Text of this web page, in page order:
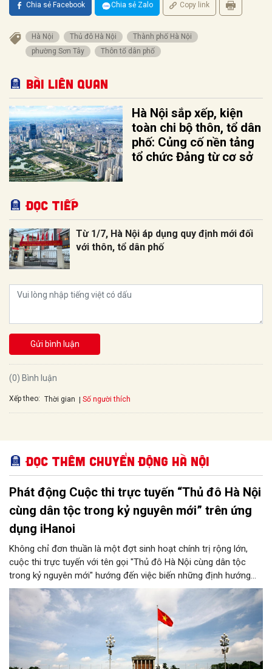
Chia sẻ Facebook Chia sẻ Zalo Copy link
Hà Nội Thủ đô Hà Nội
Thành phố Hà Nội
phường Sơn Tây
Thôn tổ dân phố
Bài liên quan
Hà Nội sắp xếp, kiện
toàn chi bộ thôn, tổ dân
phố: Củng cố nền tảng
tổ chức Đảng từ cơ sở
Đọc tiếp
Từ 1/7, Hà Nội áp dụng quy định mới đối
với thôn, tổ dân phố
Gửi bình luận
(0) Bình luận
Xếp theo: Thời gian Số người thích
Đọc thêm Chuyển động Hà Nội
Phát động Cuộc thi trực tuyến “Thủ đô Hà Nội
cùng dân tộc trong kỷ nguyên mới” trên ứng
dụng iHanoi
Không chỉ đơn thuần là một đợt sinh hoạt chính trị rộng lớn,
cuộc thi trực tuyến với tên gọi "Thủ đô Hà Nội cùng dân tộc
trong kỷ nguyên mới" hướng đến việc biến những định hướng
chiến lược trong Nghị quyết số 02-NQ/TW của Bộ Chính trị
thành niềm tin, thành nhận thức chung của mỗi người dân.